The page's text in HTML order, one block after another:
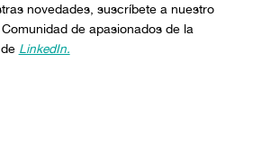
novedades, suscríbete a nuestro
de apasionados de la
LinkedIn.